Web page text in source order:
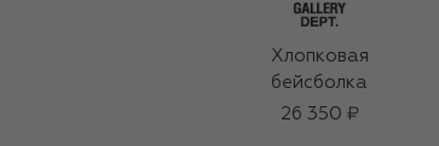
Хлопковая
бейсболка
26 350 ₽